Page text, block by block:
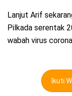
Lanjut Arif
Pilkada serentak
wabah virus
Ikuti